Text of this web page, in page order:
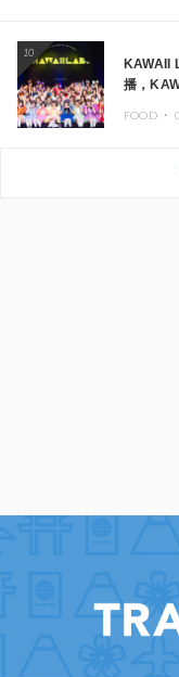
10
KAWAII
播，
FOOD ・